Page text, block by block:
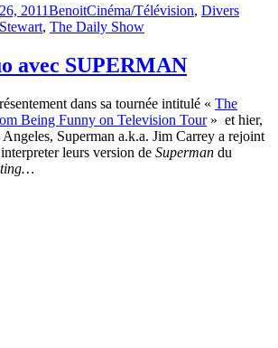
2011BenoitCatégories
Cinéma/Télévision, Divers
, The Daily Show
avec SUPERMAN
dans sa tournée intitulé « The
Being Funny on Television Tour» et hier,
Superman a.k.a. Jim Carrey a rejoint
leurs version de Superman du